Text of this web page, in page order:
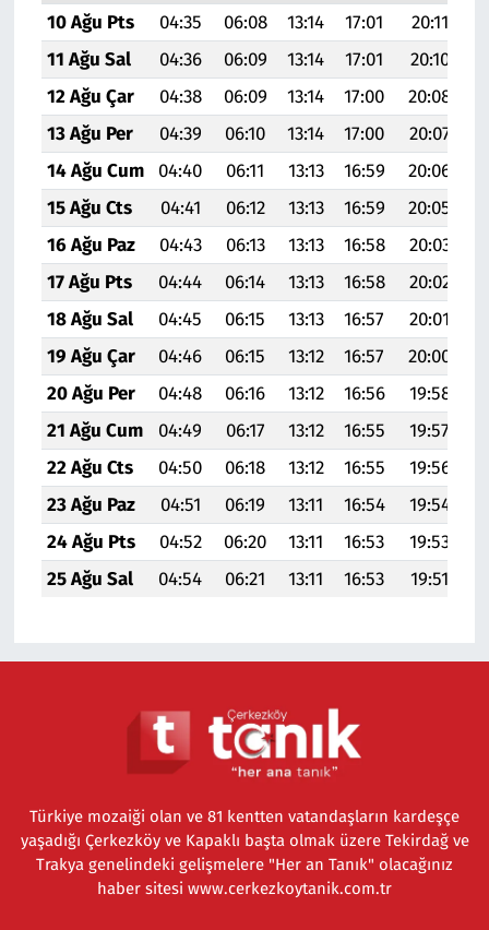
10 Ağu Pts
04:35 06:08 13:14 17:01 20:11
11 Ağu Sal
04:36 06:09 13:14 17:01 20:10
12 Ağu Çar
04:38 06:09 13:14 17:00 20:08
13 Ağu Per
04:39 06:10 13:14 17:00 20:07
14 Ağu Cum
04:40 06:11 13:13 16:59 20:06
15 Ağu Cts
04:41 06:12 13:13 16:59 20:05
16 Ağu Paz
04:43 06:13 13:13 16:58 20:03
17 Ağu Pts
04:44 06:14 13:13 16:58 20:02
18 Ağu Sal
04:45 06:15 13:13 16:57 20:01
19 Ağu Çar
04:46 06:15 13:12 16:57 20:00
20 Ağu Per
04:48 06:16 13:12 16:56 19:58
21 Ağu Cum
04:49 06:17 13:12 16:55 19:57
22 Ağu Cts
04:50 06:18 13:12 16:55 19:56
23 Ağu Paz
04:51 06:19 13:11 16:54 19:54
24 Ağu Pts
04:52 06:20 13:11 16:53 19:53
25 Ağu Sal
04:54 06:21 13:11 16:53 19:51
Türkiye mozaiği olan ve 81 kentten vatandaşların kardeşçe
yaşadığı Çerkezköy ve Kapaklı başta olmak üzere Tekirdağ ve
Trakya genelindeki gelişmelere "Her an Tanık" olacağınız
haber sitesi www.cerkezkoytanik.com.tr